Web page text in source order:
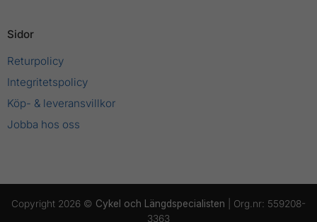
Sidor
Returpolicy
Integritetspolicy
Köp- & leveransvillkor
Jobba hos oss
Copyright 2026 © Cykel och Längdspecialisten | Org.nr: 559208-
3363